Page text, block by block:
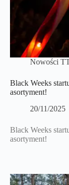
Nowości
Black Weeks
asortyment!
20/11/2025
Black Weeks
asortyment!